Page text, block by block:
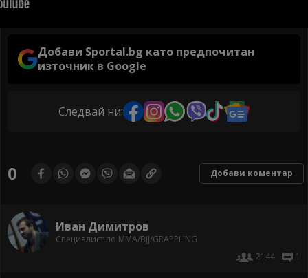
Добави Sportal.bg като предпочитан
източник в Google
Следвай ни:
0 Добави коментар
Иван Димитров
Специалист по ММА/BJJ/GRAPPLING
2144
1